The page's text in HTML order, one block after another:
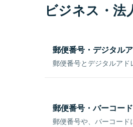
ビジネス・法
郵便番号・デジタル
郵便番号とデジタルアド
郵便番号・バーコー
郵便番号や、バーコード